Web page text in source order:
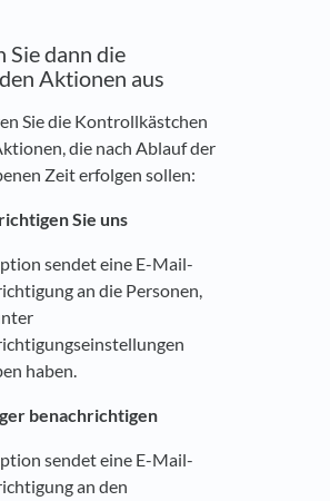
Sie dann die
Aktionen aus
Sie die Kontrollkästchen
die nach Ablauf der
Zeit erfolgen sollen:
Sie uns
sendet eine E-Mail-
an die Personen,
haben.
benachrichtigen
sendet eine E-Mail-
an den